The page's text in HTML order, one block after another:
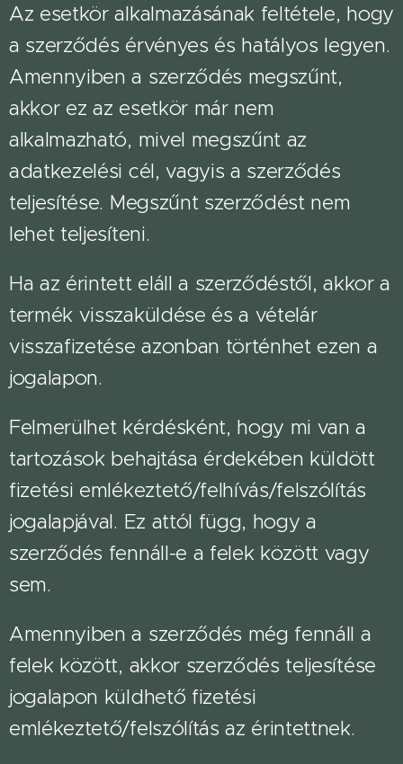
Az esetkör alkalmazásának feltétele, hogy
a szerződés érvényes és hatályos legyen.
Amennyiben a szerződés megszűnt,
akkor ez az esetkör már nem
alkalmazható, mivel megszűnt az
adatkezelési cél, vagyis a szerződés
teljesítése. Megszűnt szerződést nem
lehet teljesíteni.
Ha az érintett eláll a szerződéstől, akkor a
termék visszaküldése és a vételár
visszafizetése azonban történhet ezen a
jogalapon.
Felmerülhet kérdésként, hogy mi van a
tartozások behajtása érdekében küldött
fizetési emlékeztető/felhívás/felszólítás
jogalapjával. Ez attól függ, hogy a
szerződés fennáll-e a felek között vagy
sem.
Amennyiben a szerződés még fennáll a
felek között, akkor szerződés teljesítése
jogalapon küldhető fizetési
emlékeztető/felszólítás az érintettnek.